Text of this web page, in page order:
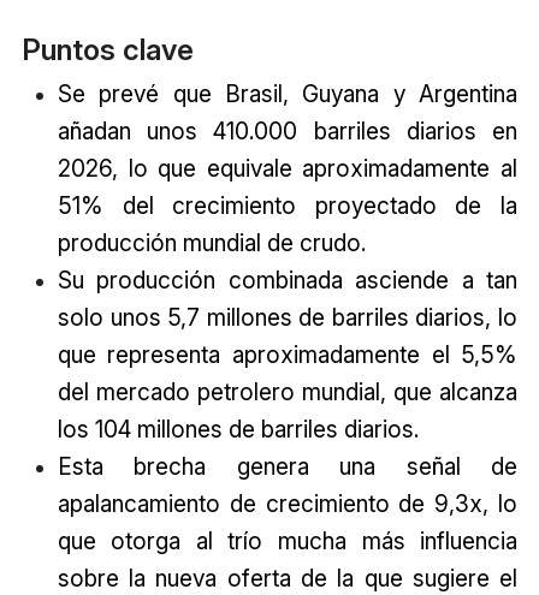
Puntos clave
Se prevé que Brasil, Guyana y Argentina
añadan unos 410.000 barriles diarios en
2026, lo que equivale aproximadamente al
51% del crecimiento proyectado de la
producción mundial de crudo.
Su producción combinada asciende a tan
solo unos 5,7 millones de barriles diarios, lo
que representa aproximadamente el 5,5%
del mercado petrolero mundial, que alcanza
los 104 millones de barriles diarios.
Esta brecha genera una señal de
apalancamiento de crecimiento de 9,3x, lo
que otorga al trío mucha más influencia
sobre la nueva oferta de la que sugiere el